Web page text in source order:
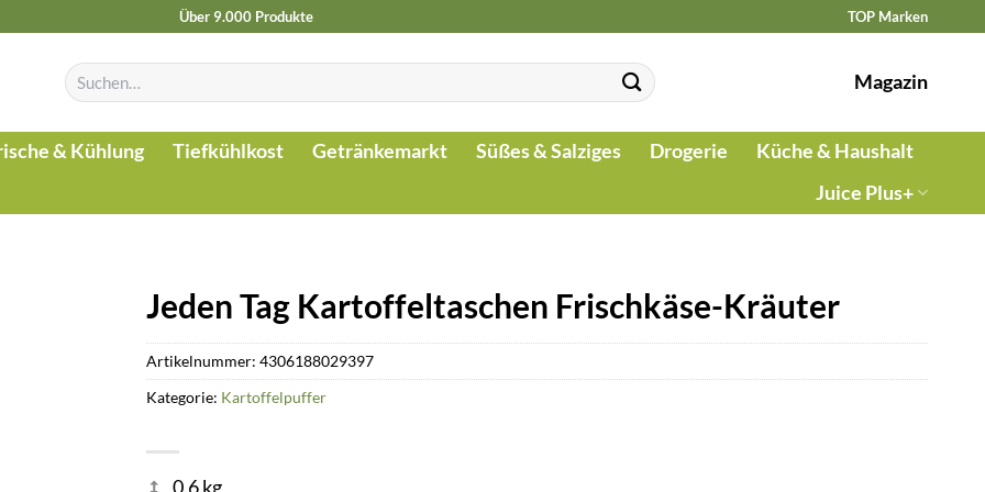
Über 9.000 Produkte TOP Marken
Suchen
nach:
Magazin
& Kühlung Tiefkühlkost Getränkemarkt Süßes & Salziges Drogerie
Küche & Haushalt
Juice Plus+
Jeden Tag Kartoffeltaschen Frischkäse-Kräuter
0.6 kg
Artikelnummer:4306188029397
Kategorie: Kartoffelpuffer